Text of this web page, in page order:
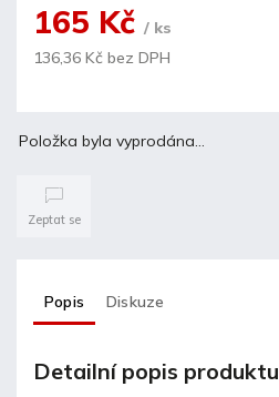
165 Kč / ks
136,36 Kč bez DPH
Položka byla vyprodána…
Zeptat se
Popis Diskuze
Detailní popis produktu